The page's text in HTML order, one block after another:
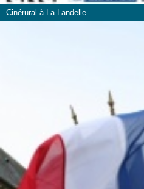
Cinérural à La Landelle-